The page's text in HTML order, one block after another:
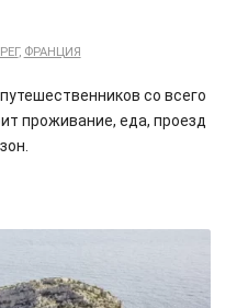
, ФРАНЦИЯ
со всего
проживание, еда, проезд